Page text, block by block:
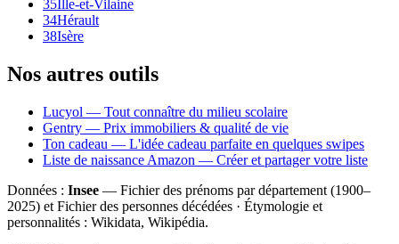
35Ille-et-Vilaine
34Hérault
38Isère
Nos autres outils
Lucyol — Tout connaître du milieu scolaire
Gentry — Prix immobiliers & qualité de vie
Ton cadeau — L'idée cadeau parfaite en quelques swipes
Liste de naissance Amazon — Créer et partager votre liste
Données : Insee — Fichier des prénoms par département (1900–
2025) et Fichier des personnes décédées · Étymologie et
personnalités : Wikidata, Wikipédia.